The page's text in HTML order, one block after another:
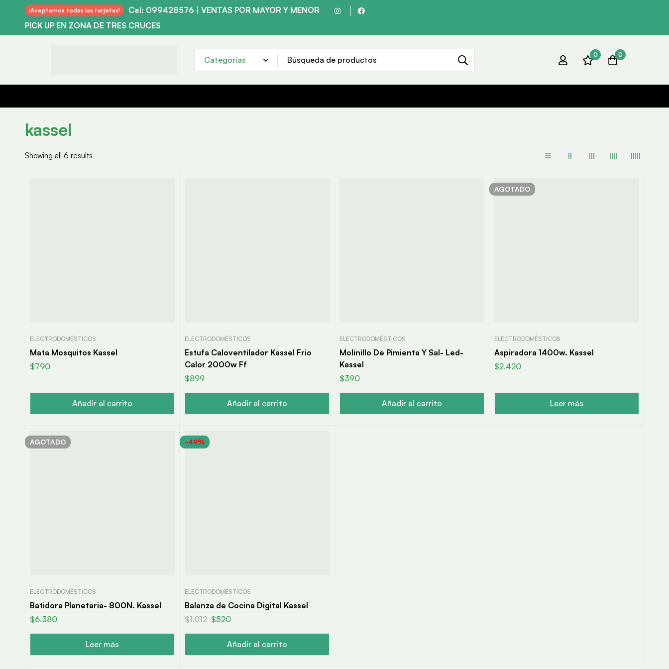
¡Aceptamos todas las tarjetas!
Cel: 099428576 | VENTAS POR MAYOR Y MENOR
PICK UP EN ZONA DE TRES CRUCES
0 0
kassel
Showing all 6 results
ELECTRODOMÉSTICOS
Mata Mosquitos Kassel
$790
Añadir al carrito
ELECTRODOMÉSTICOS
Estufa Caloventilador Kassel Frio
Calor 2000w Ff
$899
Añadir al carrito
ELECTRODOMÉSTICOS
Molinillo De Pimienta Y Sal- Led-
Kassel
$390
Añadir al carrito
AGOTADO
ELECTRODOMÉSTICOS
Aspiradora 1400w. Kassel
$2.420
Leer más
AGOTADO
ELECTRODOMÉSTICOS
Batidora Planetaria- 800N. Kassel
$6.380
Leer más
-49%
ELECTRODOMÉSTICOS
Balanza de Cocina Digital Kassel
$1.012 $520
Añadir al carrito